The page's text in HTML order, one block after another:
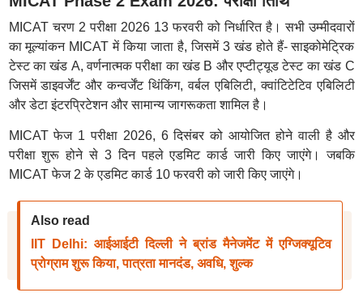
MICAT चरण 2 परीक्षा 2026 13 फरवरी को निर्धारित है। सभी उम्मीदवारों
का मूल्यांकन MICAT में किया जाता है, जिसमें 3 खंड होते हैं- साइकोमेट्रिक
टेस्ट का खंड A, वर्णनात्मक परीक्षा का खंड B और एप्टीट्यूड टेस्ट का खंड C
जिसमें डाइवर्जेंट और कन्वर्जेंट थिंकिंग, वर्बल एबिलिटी, क्वांटिटेटिव एबिलिटी
और डेटा इंटरप्रिटेशन और सामान्य जागरूकता शामिल है।
MICAT फेज 1 परीक्षा 2026, 6 दिसंबर को आयोजित होने वाली है और
परीक्षा शुरू होने से 3 दिन पहले एडमिट कार्ड जारी किए जाएंगे। जबकि
MICAT फेज 2 के एडमिट कार्ड 10 फरवरी को जारी किए जाएंगे।
Also read
IIT Delhi: आईआईटी दिल्ली ने ब्रांड मैनेजमेंट में एग्जिक्यूटिव
प्रोग्राम शुरू किया, पात्रता मानदंड, अवधि, शुल्क